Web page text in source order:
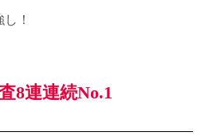
！
8連連続No.1